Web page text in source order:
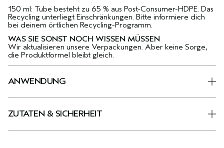
150 ml: Tube besteht zu 65 % aus Post-Consumer-HDPE. Das
Recycling unterliegt Einschränkungen. Bitte informiere dich
bei deinem örtlichen Recycling-Programm.
WAS SIE SONST NOCH WISSEN MÜSSEN
Wir aktualisieren unsere Verpackungen. Aber keine Sorge,
die Produktformel bleibt gleich.
ANWENDUNG
ZUTATEN & SICHERHEIT